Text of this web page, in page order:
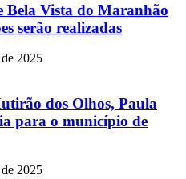
Bela Vista do Maranhão
serão realizadas
2025
dos Olhos, Paula
para o município de
2025